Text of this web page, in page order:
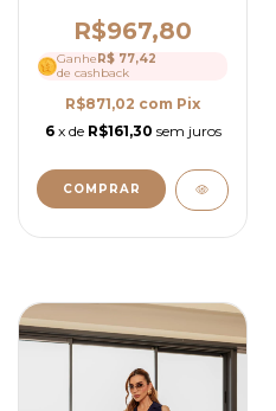
Manga Curta Elegante
- 4262
R$967,80
GanheR$ 77,42
de cashback
R$871,02 com Pix
6 x de R$161,30 sem juros
COMPRAR